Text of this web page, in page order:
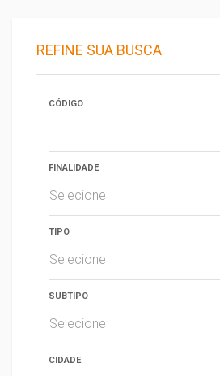
REFINE SUA BUSCA
CÓDIGO
FINALIDADE
Selecione
TIPO
Selecione
SUBTIPO
Selecione
CIDADE